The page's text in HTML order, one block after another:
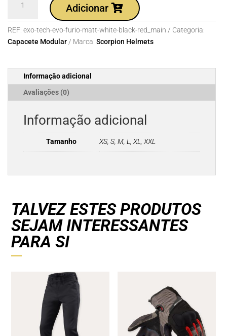
EXO-
TECH
EVO
Matt
white-
Black-
Red
Adicionar
REF: exo-tech-evo-furio-matt-white-black-red_main
Categoria:
Capacete Modular
Marca: Scorpion Helmets
Informação adicional
Avaliações (0)
Informação adicional
Tamanho XS, S, M, L, XL, XXL
TALVEZ ESTES PRODUTOS
SEJAM INTERESSANTES
PARA SI